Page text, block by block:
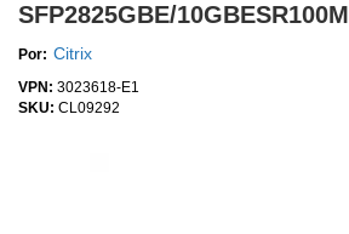
SFP2825GBE/10GBESR100M
Por: Citrix
VPN: 3023618-E1
SKU: CL09292